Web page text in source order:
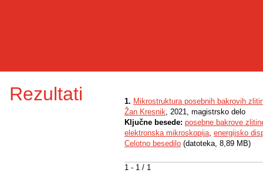
Rezultati
1 - 1 / 1
1. Mikrostruktura posebnih bakrovih
Žan Kresnik, 2021, magistrsko delo
Ključne besede: posebne bakrove
elektronska mikroskopija, energijsko
Celotno besedilo (datoteka, 8,89 MB)